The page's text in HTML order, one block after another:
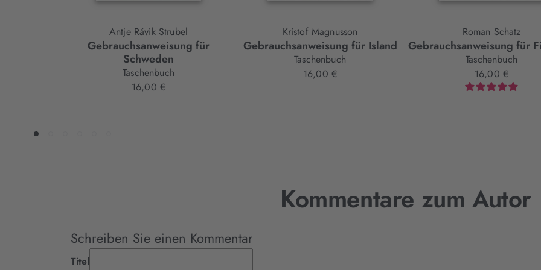
Antje Rávik Strubel
Gebrauchsanweisung für
Schweden
Taschenbuch
16,00 €
Kristof Magnusson
Gebrauchsanweisung für Island
Taschenbuch
16,00 €
Roman Schatz
Gebrauchsanweisung für
Taschenbuch
16,00 €
Kommentare zum Autor
Schreiben Sie einen Kommentar
Titel